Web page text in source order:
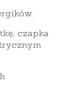
czapka